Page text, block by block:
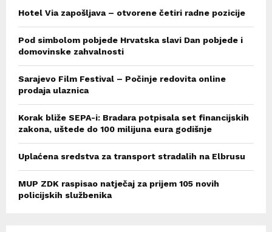
Hotel Via zapošljava – otvorene četiri radne pozicije
Pod simbolom pobjede Hrvatska slavi Dan pobjede i
domovinske zahvalnosti
Sarajevo Film Festival – Počinje redovita online
prodaja ulaznica
Korak bliže SEPA-i: Bradara potpisala set financijskih
zakona, uštede do 100 milijuna eura godišnje
Uplaćena sredstva za transport stradalih na Elbrusu
MUP ZDK raspisao natječaj za prijem 105 novih
policijskih službenika